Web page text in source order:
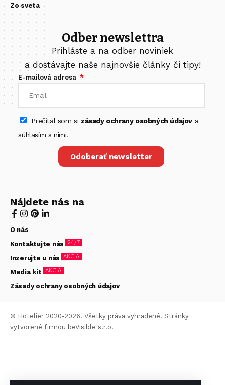
Zo sveta
Odber newslettra
Prihláste a na odber noviniek
a dostávajte naše najnovšie články či tipy!
E-mailová adresa
Prečítal som si zásady ochrany osobných údajova
súhlasím s nimi.
Odoberať newsletter
Nájdete nás na
O nás
Kontaktujte nás 24/7
Inzerujte u nás AKCIA
Media kit AKCIA
Zásady ochrany osobných údajov
© Hotelier 2020-2026. Všetky práva vyhradené. Stránky
vytvorené firmou beVisible s.r.o.